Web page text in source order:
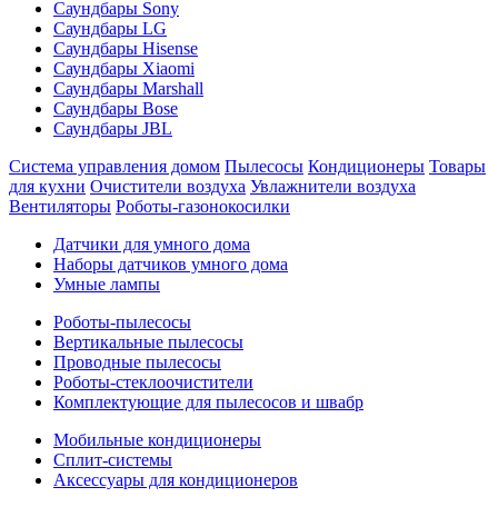
Саундбары Sony
Саундбары LG
Саундбары Hisense
Саундбары Xiaomi
Саундбары Marshall
Саундбары Bose
Саундбары JBL
Система управления домом Пылесосы Кондиционеры Товары
для кухни Очистители воздуха Увлажнители воздуха
Вентиляторы Роботы-газонокосилки
Датчики для умного дома
Наборы датчиков умного дома
Умные лампы
Роботы-пылесосы
Вертикальные пылесосы
Проводные пылесосы
Роботы-стеклоочистители
Комплектующие для пылесосов и швабр
Мобильные кондиционеры
Сплит-системы
Аксессуары для кондиционеров